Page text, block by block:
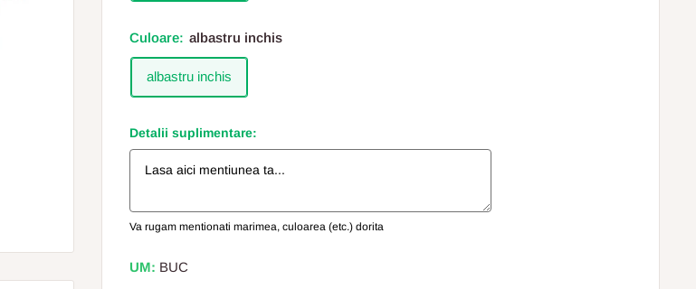
Culoare: albastru inchis
albastru inchis
Detalii suplimentare:
Va rugam mentionati marimea, culoarea (etc.) dorita
UM: BUC